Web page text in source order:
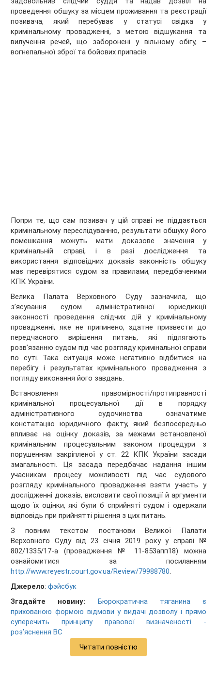
проведення обшуку за місцем проживання та реєстрації
позивача, який перебуває у статусі свідка у
кримінальному провадженні, з метою відшукання та
вилучення речей, що заборонені у вільному обігу, –
вогнепальної зброї та бойових припасів.
Попри те, що сам позивач у цій справі не піддається
кримінальному переслідуванню, результати обшуку його
помешкання можуть мати доказове значення у
кримінальній справі, і в разі дослідження та
використання відповідних доказів законність обшуку
має перевірятися судом за правилами, передбаченими
КПК України.
Велика Палата Верховного Суду зазначила, що
з’ясування судом адміністративної юрисдикції
законності проведення слідчих дій у кримінальному
провадженні, яке не припинено, здатне призвести до
передчасного вирішення питань, які підлягають
розв’язанню судом під час розгляду кримінальної справи
по суті. Така ситуація може негативно відбитися на
перебігу і результатах кримінального провадження з
погляду виконання його завдань.
Встановлення правомірності/протиправності
кримінальної процесуальної дії в порядку
адміністративного судочинства означатиме
констатацію юридичного факту, який безпосередньо
впливає на оцінку доказів, за межами встановленої
кримінальним процесуальним законом процедури з
порушенням закріпленої у ст. 22 КПК України засади
змагальності. Ця засада передбачає надання іншим
учасникам процесу можливості під час судового
розгляду кримінального провадження взяти участь у
дослідженні доказів, висловити свої позиції й аргументи
щодо їх оцінки, які були б сприйняті судом і одержали
відповідь при прийнятті рішення з цих питань.
З повним текстом постанови Великої Палати
Верховного Суду від 23 січня 2019 року у справі №
802/1335/17-а (провадження № 11-853апп18) можна
ознайомитися за посиланням
http://www.reyestr.court.gov.ua/Review/79988780.
Джерело:фэйсбук
Згадайте новину:
Бюрократична тяганина є
прихованою формою відмови у видачі дозволу і прямо
суперечить принципу правової визначеності -
роз’яснення ВС
Читати повністю